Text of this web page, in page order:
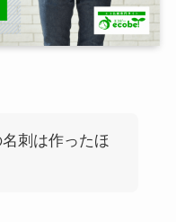
刺は作ったほ